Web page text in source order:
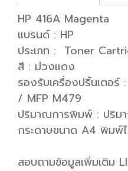
HP 416A Magenta
แบรนด์ : HP
ประเภท : Toner
สี : ม่วงแดง
รองรับเครื่องปริ้นเตอ
/ MFP M479
ปริมาณการพิมพ์ : ปริ
กระดาษขนาด A4 พิมพ์
สอบถามข้อมูลเพิ่มเติม